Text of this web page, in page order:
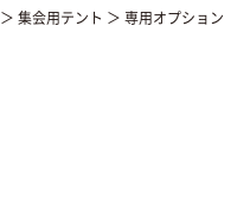
＞ 集会用テント ＞ 専用オプション